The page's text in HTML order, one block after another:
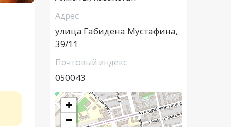
Адрес
улица Габидена Мустафина,
39/11
Почтовый индекс
050043
+
−